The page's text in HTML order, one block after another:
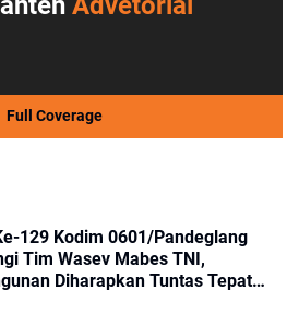
Full Coverage
129 Kodim 0601/Pandeglang
Tim Wasev Mabes TNI,
Diharapkan Tuntas Tepat